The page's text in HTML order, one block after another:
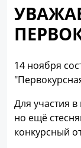
14 ноября
Для участия
но ещё
конкурсный